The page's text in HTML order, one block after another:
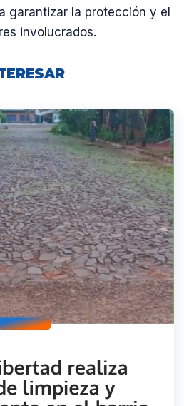
garantizar la protección y el
involucrados.